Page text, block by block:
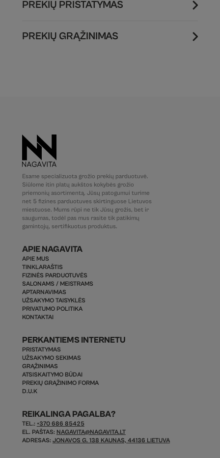
PREKIŲ PRISTATYMAS
PREKIŲ GRĄŽINIMAS
Esame specializuota grožio prekių parduotuvė.
Siūlome itin platų aukštos kokybės grožio
priemonių asortimentą. Jūsų patogumui turime
net 5 fizines parduotuves skirtinguose Lietuvos
miestuose. Mums rūpi ne tik Jūsų grožis, bet ir
saugumas, todėl pas mus rasite tik patikimų
gamintojų, sertifikuotus produktus.
APIE NAGAVITA
APIE MUS
TINKLARAŠTIS
FIZINĖS PARDUOTUVĖS
SALONAMS / MEISTRAMS
APTARNAVIMAS
UŽSAKYMO TAISYKLĖS
PRIVATUMO POLITIKA
KONTAKTAI
PERKANTIEMS INTERNETU
PRISTATYMAS
UŽSAKYMO SEKIMAS
GRĄŽINIMAS
ATSISKAITYMO BŪDAI
PREKIŲ GRĄŽINIMO FORMA
D.U.K
REIKALINGA PAGALBA?
TEL.: +370 686 85425
EL. PAŠTAS: NAGAVITA@NAGAVITA.LT
ADRESAS: JONAVOS G. 138 KAUNAS, 44136 LIETUVA